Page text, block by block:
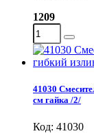
1209
41030
см гайка /2/
Код: 41030